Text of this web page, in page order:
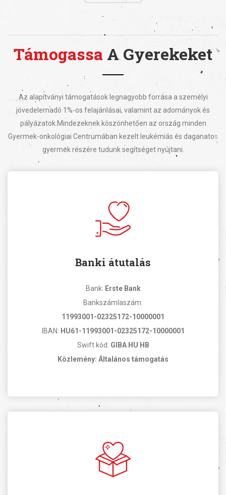
Támogassa A Gyerekeket
Az alapítványi támogatások legnagyobb forrása a személyi
jövedelemadó 1%-os felajánlásai, valamint az adományok és
pályázatok. Mindezeknek köszönhetően az ország minden
Gyermek-onkológiai Centrumában kezelt leukémiás és daganatos
gyermek részére tudunk segítséget nyújtani.
Banki átutalás
Bank: Erste Bank
Bankszámlaszám:
11993001-02325172-10000001
IBAN: HU61-11993001-02325172-10000001
Swift kód: GIBA HU HB
Közlemény: Általános támogatás